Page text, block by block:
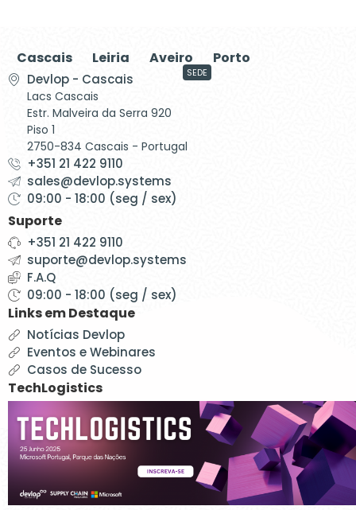
Cascais Leiria Aveiro Porto
Devlop - Cascais
Lacs Cascais
Estr. Malveira da Serra 920
Piso 1
2750-834 Cascais - Portugal
SEDE
+351 21 422 9110
sales@devlop.systems
09:00 - 18:00 (seg / sex)
Suporte
+351 21 422 9110
suporte@devlop.systems
F.A.Q
09:00 - 18:00 (seg / sex)
Links em Destaque
Notícias Devlop
Eventos e Webinares
Casos de Sucesso
TechLogistics